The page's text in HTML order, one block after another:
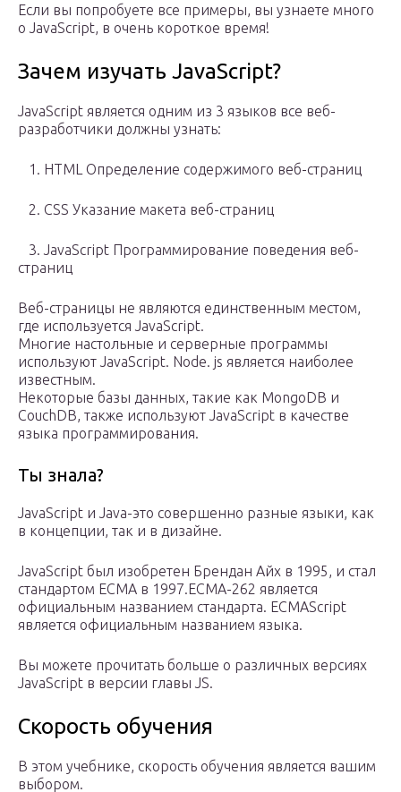
Если вы попробуете все примеры, вы узнаете много
о JavaScript, в очень короткое время!
Зачем изучать JavaScript?
JavaScript является одним из 3 языков все веб-
разработчики должны узнать:
1. HTML Определение содержимого веб-страниц
2. CSS Указание макета веб-страниц
3. JavaScript Программирование поведения веб-
страниц
Веб-страницы не являются единственным местом,
где используется JavaScript.
Многие настольные и серверные программы
используют JavaScript. Node. js является наиболее
известным.
Некоторые базы данных, такие как MongoDB и
CouchDB, также используют JavaScript в качестве
языка программирования.
Ты знала?
JavaScript и Java-это совершенно разные языки, как
в концепции, так и в дизайне.
JavaScript был изобретен Брендан Айх в 1995, и стал
стандартом ECMA в 1997.ECMA-262 является
официальным названием стандарта. ECMAScript
является официальным названием языка.
Вы можете прочитать больше о различных версиях
JavaScript в версии главы JS.
Скорость обучения
В этом учебнике, скорость обучения является вашим
выбором.